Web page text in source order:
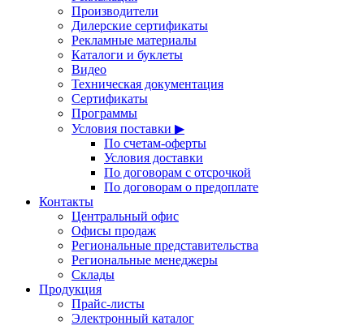
Производители
Дилерские сертификаты
Рекламные материалы
Каталоги и буклеты
Видео
Техническая документация
Сертификаты
Программы
Условия поставки ▶
По счетам-оферты
Условия доставки
По договорам с отсрочкой
По договорам о предоплате
Контакты
Центральный офис
Офисы продаж
Региональные представительства
Региональные менеджеры
Склады
Продукция
Прайс-листы
Электронный каталог